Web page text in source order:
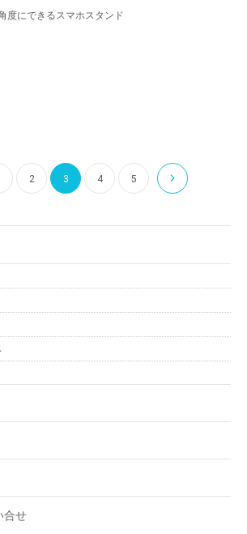
度にできるスマホスタンド
2 3 4 5
合せ